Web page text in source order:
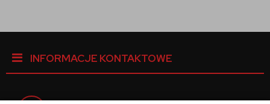
INFORMACJE KONTAKTOWE